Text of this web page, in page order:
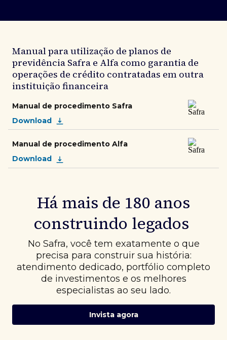
Manual para utilização de planos de
previdência Safra e Alfa como garantia de
operações de crédito contratadas em outra
instituição financeira
Manual de procedimento Safra
Download
Manual de procedimento Alfa
Download
Há mais de 180 anos
construindo legados
No Safra, você tem exatamente o que
precisa para construir sua história:
atendimento dedicado, portfólio completo
de investimentos e os melhores
especialistas ao seu lado.
Invista agora